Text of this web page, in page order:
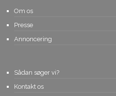
Om os
Presse
Annoncering
Sådan søger vi?
Kontakt os